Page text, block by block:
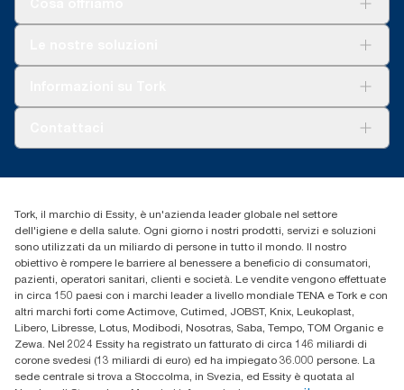
+39 0331 443896
Tork, il marchio di Essity, è un'azienda leader globale nel settore
dell'igiene e della salute. Ogni giorno i nostri prodotti, servizi e soluzioni
sono utilizzati da un miliardo di persone in tutto il mondo. Il nostro
obiettivo è rompere le barriere al benessere a beneficio di consumatori,
pazienti, operatori sanitari, clienti e società. Le vendite vengono effettuate
in circa 150 paesi con i marchi leader a livello mondiale TENA e Tork e con
altri marchi forti come Actimove, Cutimed, JOBST, Knix, Leukoplast,
Libero, Libresse, Lotus, Modibodi, Nosotras, Saba, Tempo, TOM Organic e
Zewa. Nel 2024 Essity ha registrato un fatturato di circa 146 miliardi di
corone svedesi (13 miliardi di euro) ed ha impiegato 36.000 persone. La
sede centrale si trova a Stoccolma, in Svezia, ed Essity è quotata al